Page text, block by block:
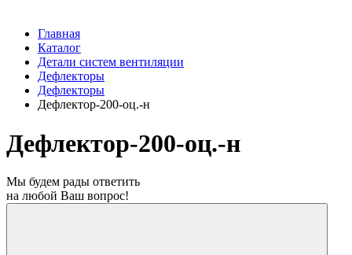
Главная
Каталог
Детали систем вентиляции
Дефлекторы
Дефлекторы
Дефлектор-200-оц.-н
Дефлектор-200-оц.-н
Мы будем рады ответить
на любой Ваш вопрос!